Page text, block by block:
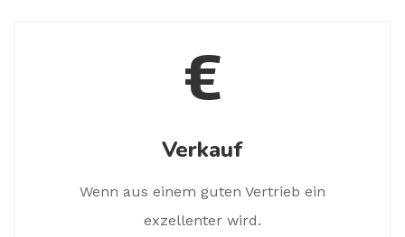
Verkauf
Wenn aus einem guten Vertrieb ein
exzellenter wird.